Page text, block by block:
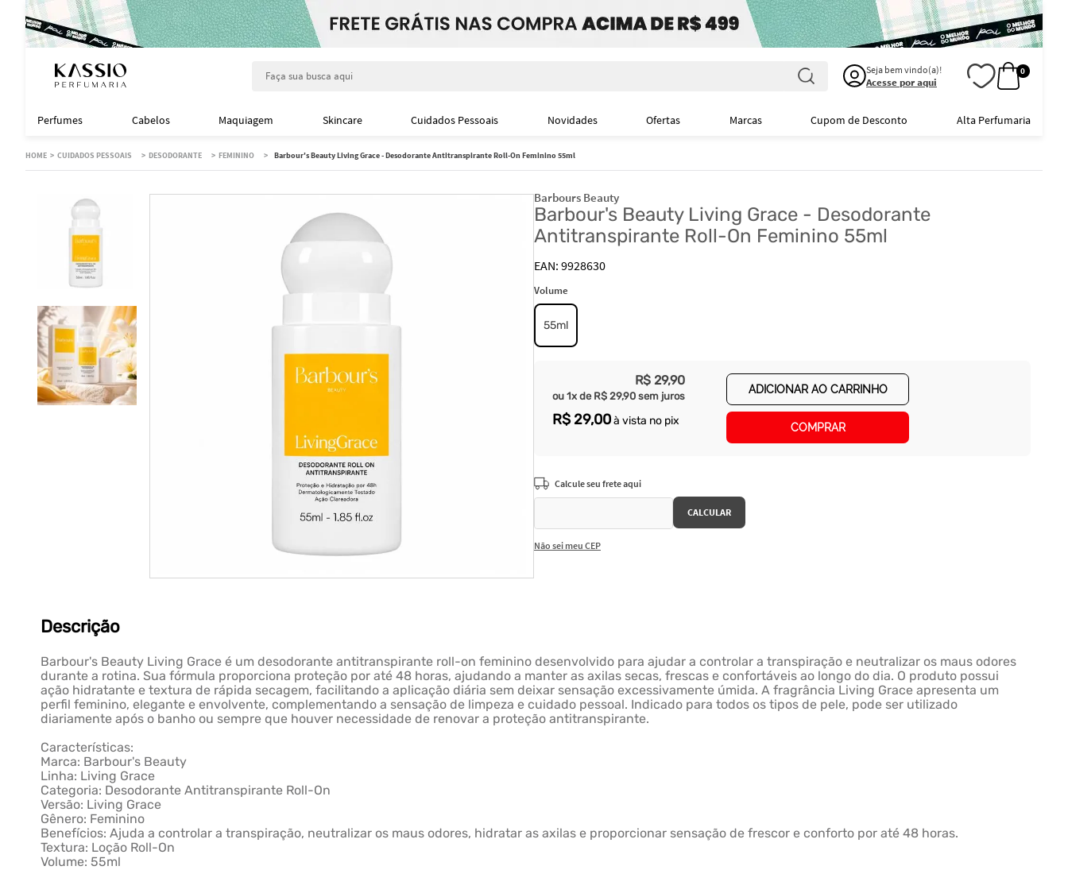
Seja bem vindo(a)!
Acesse por aqui
0
Perfumes Cabelos Maquiagem Skincare Cuidados Pessoais Novidades Ofertas Marcas Cupom de Desconto Alta Perfumaria
CUIDADOS PESSOAIS DESODORANTE FEMININO Barbour's Beauty Living Grace - Desodorante Antitranspirante Roll-On Feminino 55ml
Barbours Beauty
Barbour's Beauty Living Grace - Desodorante
Antitranspirante Roll-On Feminino 55ml
9928630
Volume
55ml
R$ 29,90
ou 1x de R$ 29,90 sem juros
R$ 29,00à vista no pix
ADICIONAR AO CARRINHO
COMPRAR
Não sei meu CEP
Descrição
Barbour's Beauty Living Grace é um desodorante antitranspirante roll-on feminino desenvolvido para ajudar a controlar a transpiração e neutralizar os maus odores
durante a rotina. Sua fórmula proporciona proteção por até 48 horas, ajudando a manter as axilas secas, frescas e confortáveis ao longo do dia. O produto possui
ação hidratante e textura de rápida secagem, facilitando a aplicação diária sem deixar sensação excessivamente úmida. A fragrância Living Grace apresenta um
perfil feminino, elegante e envolvente, complementando a sensação de limpeza e cuidado pessoal. Indicado para todos os tipos de pele, pode ser utilizado
diariamente após o banho ou sempre que houver necessidade de renovar a proteção antitranspirante.
Características:
Marca: Barbour's Beauty
Linha: Living Grace
Categoria: Desodorante Antitranspirante Roll-On
Versão: Living Grace
Gênero: Feminino
Benefícios: Ajuda a controlar a transpiração, neutralizar os maus odores, hidratar as axilas e proporcionar sensação de frescor e conforto por até 48 horas.
Textura: Loção Roll-On
Volume: 55ml